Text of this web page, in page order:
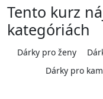
Tento kurz
kategóriách
Dárky pro ženy
Dárky pro